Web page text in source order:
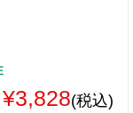
¥3,828(税込)